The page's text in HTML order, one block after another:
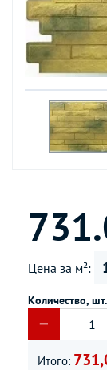
Цена за м²:
Количество, шт.
Итого: